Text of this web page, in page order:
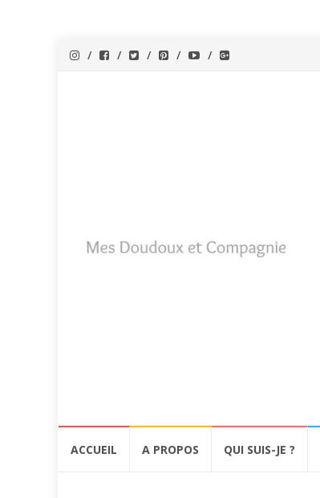
ACCUEIL A PROPOS QUI SUIS-JE ?